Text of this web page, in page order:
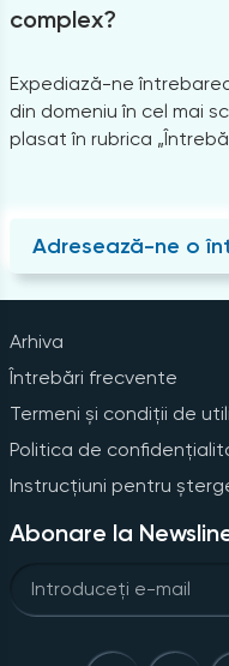
complex?
Expediază-ne
din domeniu în cel mai
plasat în rubrica
Adresează-ne o
Arhiva
Întrebări frecvente
Termeni și condiții de
Politica de
Instrucțiuni pentru
Abonare la